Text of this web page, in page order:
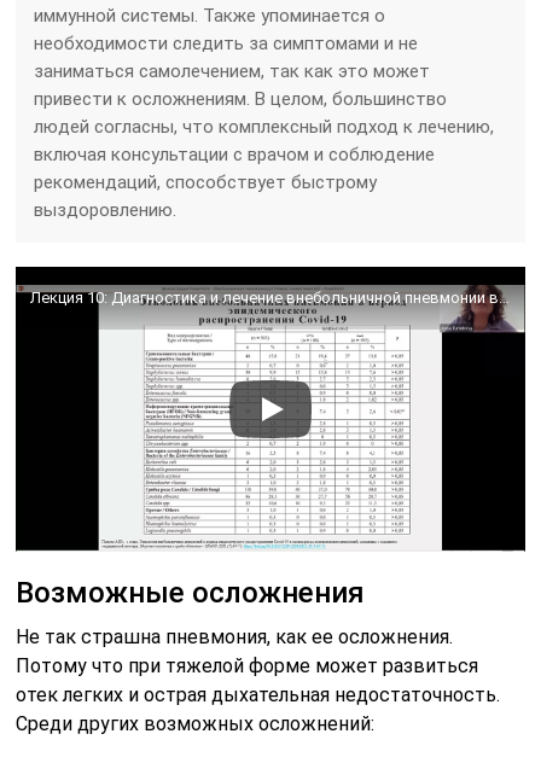
иммунной системы. Также упоминается о
необходимости следить за симптомами и не
заниматься самолечением, так как это может
привести к осложнениям. В целом, большинство
людей согласны, что комплексный подход к лечению,
включая консультации с врачом и соблюдение
рекомендаций, способствует быстрому
выздоровлению.
Лекция 10: Диагностика и лечение внебольничной пневмонии в амбулаторной практике
Возможные осложнения
Не так страшна пневмония, как ее осложнения.
Потому что при тяжелой форме может развиться
отек легких и острая дыхательная недостаточность.
Среди других возможных осложнений: